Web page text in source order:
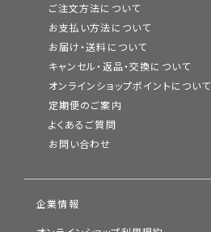
ご注文方法について
お支払い方法について
お届け・送料について
キャンセル・返品・交換について
オンラインショップポイントについて
定期便のご案内
よくあるご質問
お問い合わせ
企業情報